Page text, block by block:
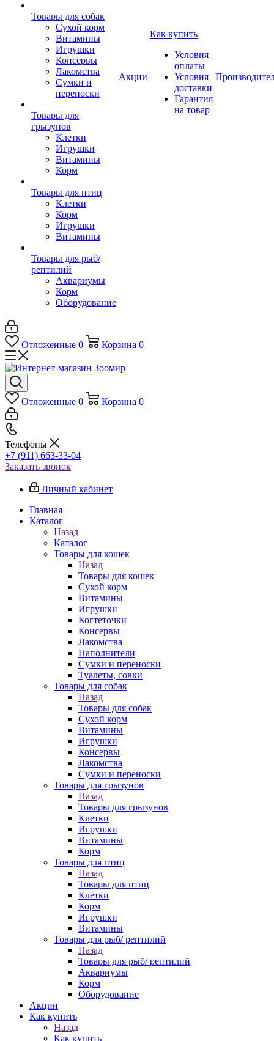
Товары для собак
Cухой корм
Витамины
Игрушки
Консервы
Лакомства
Сумки и
переноски
Товары для
грызунов
Клетки
Игрушки
Витамины
Корм
Товары для птиц
Клетки
Корм
Игрушки
Витамины
Товары для рыб/
рептилий
Аквариумы
Корм
Оборудование
Акции
Как купить
Условия
оплаты
Условия
доставки
Гарантия
на товар
Отложенные 0 Корзина 0
Отложенные 0 Корзина 0
Телефоны
+7 (911) 663-33-04
Заказать звонок
Личный кабинет
Главная
Каталог
Назад
Каталог
Товары для кошек
Назад
Товары для кошек
Cухой корм
Витамины
Игрушки
Когтеточки
Консервы
Лакомства
Наполнители
Сумки и переноски
Туалеты, совки
Товары для собак
Назад
Товары для собак
Cухой корм
Витамины
Игрушки
Консервы
Лакомства
Сумки и переноски
Товары для грызунов
Назад
Товары для грызунов
Клетки
Игрушки
Витамины
Корм
Товары для птиц
Назад
Товары для птиц
Клетки
Корм
Игрушки
Витамины
Товары для рыб/ рептилий
Назад
Товары для рыб/ рептилий
Аквариумы
Корм
Оборудование
Акции
Как купить
Назад
Как купить